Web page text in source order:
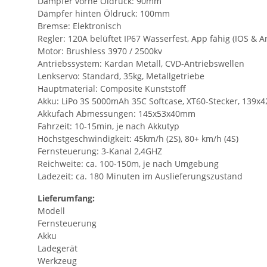
Dämpfer hinten Öldruck: 100mm
Bremse: Elektronisch
Regler: 120A belüftet IP67 Wasserfest, App fähig (IOS &
Motor: Brushless 3970 / 2500kv
Antriebssystem: Kardan Metall, CVD-Antriebswellen
Lenkservo: Standard, 35kg, Metallgetriebe
Hauptmaterial: Composite Kunststoff
Akku: LiPo 3S 5000mAh 35C Softcase, XT60-Stecker,
Akkufach Abmessungen: 145x53x40mm
Fahrzeit: 10-15min, je nach Akkutyp
Höchstgeschwindigkeit: 45km/h (2S), 80+ km/h (4S)
Fernsteuerung: 3-Kanal 2,4GHZ
Reichweite: ca. 100-150m, je nach Umgebung
Ladezeit: ca. 180 Minuten im Auslieferungszustand
Lieferumfang:
Modell
Fernsteuerung
Akku
Ladegerät
Werkzeug